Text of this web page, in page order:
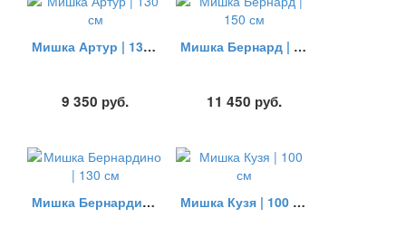
Мишка Артур | 130 см
9 350 руб.
Мишка Бернард | 150 см
11 450 руб.
Мишка Бернардино | 130 см Мишка Кузя | 100 см